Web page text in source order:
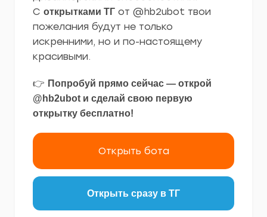
С открытками ТГ от @hb2ubot твои
пожелания будут не только
искренними, но и по-настоящему
красивыми.
👉 Попробуй прямо сейчас — открой
@hb2ubot и сделай свою первую
открытку бесплатно!
Открыть бота
Открыть сразу в ТГ